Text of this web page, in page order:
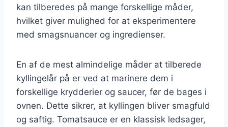
kan tilberedes på mange forskellige måder,
hvilket giver mulighed for at eksperimentere
med smagsnuancer og ingredienser.
En af de mest almindelige måder at tilberede
kyllingelår på er ved at marinere dem i
forskellige krydderier og saucer, før de bages i
ovnen. Dette sikrer, at kyllingen bliver smagfuld
og saftig. Tomatsauce er en klassisk ledsager,